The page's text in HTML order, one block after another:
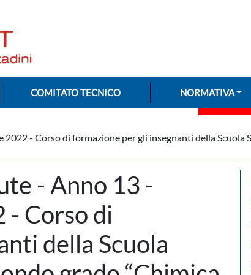
COMITATO TECNICO NORMATIVA
- Corso di formazione per gli insegnanti della Scuola
- Anno 13 -
- Corso di
della Scuola